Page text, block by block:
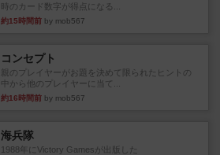
時のカード数字が得点になる...
約15時間前 by mob567
コンセプト
親のプレイヤーがお題を決めて限られたヒントの
中から他のプレイヤーに当て...
約16時間前 by mob567
海兵隊
1988年にVictory Gamesが出版した